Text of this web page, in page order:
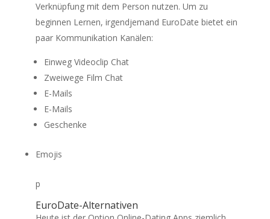
Verknüpfung mit dem Person nutzen. Um zu
beginnen Lernen, irgendjemand EuroDate bietet ein
paar Kommunikation Kanälen:
Einweg Videoclip Chat
Zweiwege Film Chat
E-Mails
E-Mails
Geschenke
Emojis
p
EuroDate-Alternativen